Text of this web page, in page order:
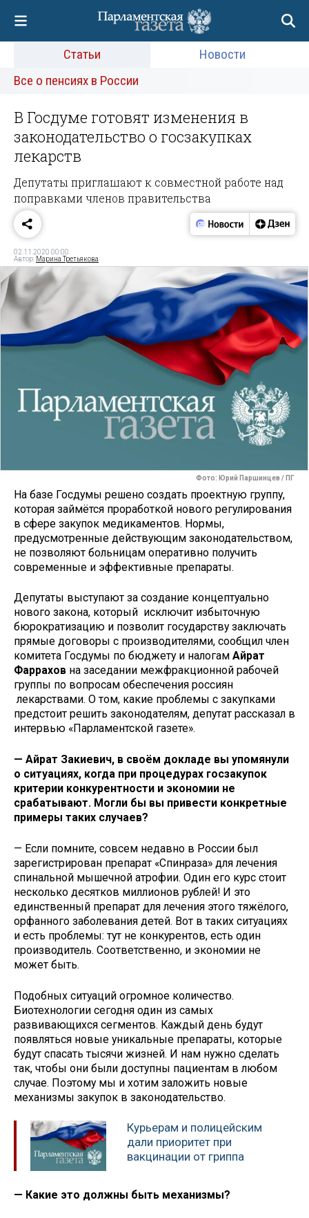
Статьи
Новости
Все о пенсиях в России
В Госдуме готовят изменения в
законодательство о госзакупках
лекарств
Депутаты приглашают к совместной работе над
поправками членов правительства
02.11.2020 00:00
Автор: Марина Третьякова
Фото: Юрий Паршинцев / ПГ
На базе Госдумы решено создать проектную группу,
которая займётся проработкой нового регулирования
в сфере закупок медикаментов. Нормы,
предусмотренные действующим законодательством,
не позволяют больницам оперативно получить
современные и эффективные препараты.
Депутаты выступают за создание концептуально
нового закона, который исключит избыточную
бюрократизацию и позволит государству заключать
прямые договоры с производителями, сообщил член
комитета Госдумы по бюджету и налогам Айрат
Фаррахов на заседании межфракционной рабочей
группы по вопросам обеспечения россиян
лекарствами. О том, какие проблемы с закупками
предстоит решить законодателям, депутат рассказал в
интервью «Парламентской газете».
— Айрат Закиевич, в своём докладе вы упомянули
о ситуациях, когда при процедурах госзакупок
критерии конкурентности и экономии не
срабатывают. Могли бы вы привести конкретные
примеры таких случаев?
— Если помните, совсем недавно в России был
зарегистрирован препарат «Спинраза» для лечения
спинальной мышечной атрофии. Один его курс стоит
несколько десятков миллионов рублей! И это
единственный препарат для лечения этого тяжёлого,
орфанного заболевания детей. Вот в таких ситуациях
и есть проблемы: тут не конкурентов, есть один
производитель. Соответственно, и экономии не
может быть.
Подобных ситуаций огромное количество.
Биотехнологии сегодня один из самых
развивающихся сегментов. Каждый день будут
появляться новые уникальные препараты, которые
будут спасать тысячи жизней. И нам нужно сделать
так, чтобы они были доступны пациентам в любом
случае. Поэтому мы и хотим заложить новые
механизмы закупок в законодательство.
Курьерам и полицейским
дали приоритет при
вакцинации от гриппа
— Какие это должны быть механизмы?